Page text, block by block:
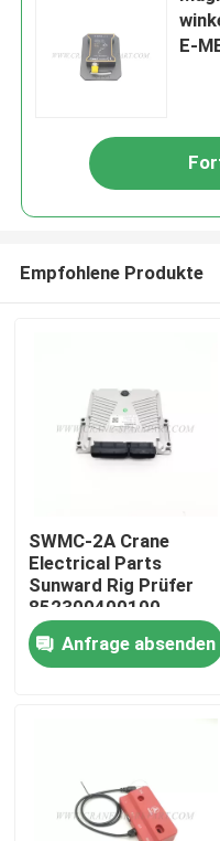
Über uns
E-
Empfohlene Produkte
SWMC-2A Crane
Electrical Parts
Sunward Rig Prüfer
852300400100
Anfrage absenden